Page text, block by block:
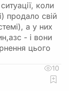
коли
продало свій
а у них
- і вони
цього
10